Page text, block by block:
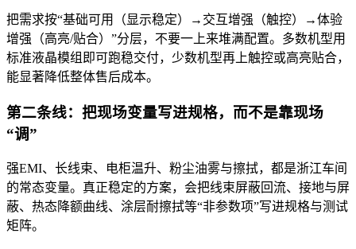
把需求按“基础可用（显示稳定）→交互增强（触控）→体验
增强（高亮/贴合）”分层，不要一上来堆满配置。多数机型用
标准液晶模组即可跑稳交付，少数机型再上触控或高亮贴合，
能显著降低整体售后成本。
第二条线：把现场变量写进规格，而不是靠现场
“调”
强EMI、长线束、电柜温升、粉尘油雾与擦拭，都是浙江车间
的常态变量。真正稳定的方案，会把线束屏蔽回流、接地与屏
蔽、热态降额曲线、涂层耐擦拭等“非参数项”写进规格与测试
矩阵。